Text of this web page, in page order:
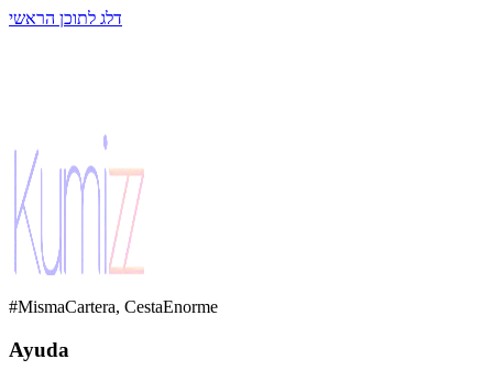
דלג לתוכן הראשי
#MismaCartera, CestaEnorme
Ayuda